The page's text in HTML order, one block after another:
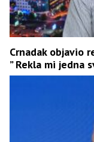
Crnadak objavio
” Rekla mi jedna